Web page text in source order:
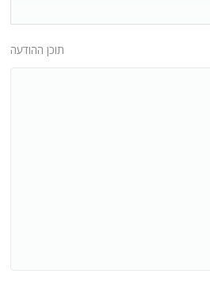
תוכן ההודעה